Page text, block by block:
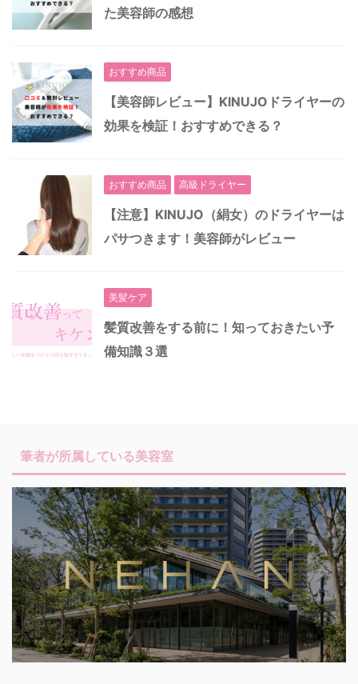
た美容師の感想
おすすめ商品
【美容師レビュー】KINUJOドライヤーの
効果を検証！おすすめできる？
おすすめ商品 高級ドライヤー
【注意】KINUJO（絹女）のドライヤーは
パサつきます！美容師がレビュー
美髪ケア
髪質改善をする前に！知っておきたい予
備知識３選
筆者が所属している美容室